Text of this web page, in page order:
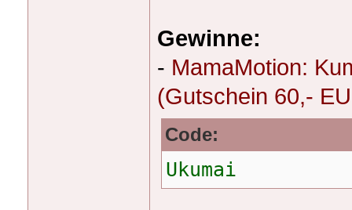
Gewinne:
- MamaMotion:
(Gutschein 60,-
Code:
Ukumai